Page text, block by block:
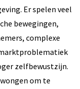
Er spelen veel
bewegingen,
complexe
zelfbewustzijn.
om te